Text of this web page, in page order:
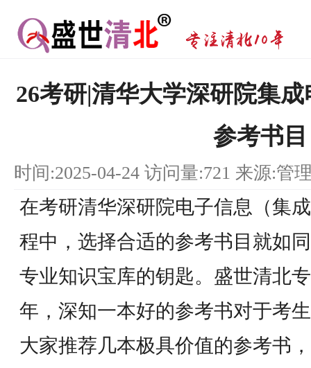
26考研|清华大学深研院集
参考书目
时间:2025-04-24 访问量:721 来源:管
在考研清华深研院电子信息（集
程中，选择合适的参考书目就如
专业知识宝库的钥匙。盛世清北
年，深知一本好的参考书对于考
大家推荐几本极具价值的参考书